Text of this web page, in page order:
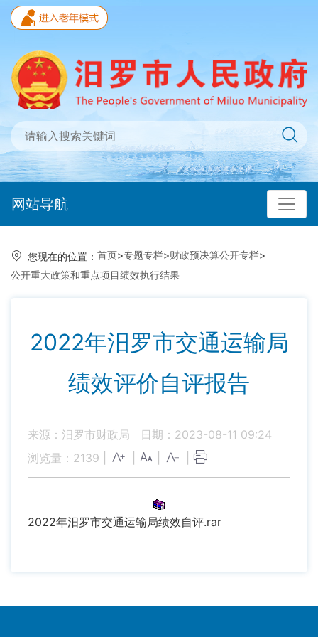
网站导航
您现在的位置： 首页>专题专栏>财政预决算公开专栏>
公开重大政策和重点项目绩效执行结果
2022年汨罗市交通运输局
绩效评价自评报告
来源：汨罗市财政局
日期：2023-08-11 09:24
浏览量： 2139
2022年汨罗市交通运输局绩效自评.rar